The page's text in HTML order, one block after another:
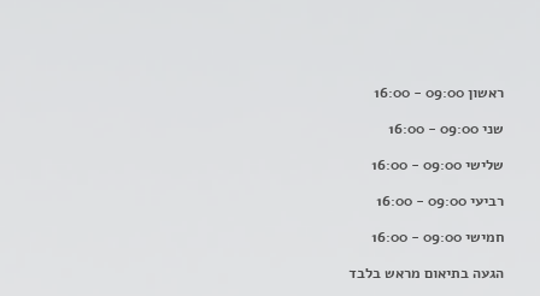
ראשון 09:00 - 16:00
שני 09:00 - 16:00
שלישי 09:00 - 16:00
רביעי 09:00 - 16:00
חמישי 09:00 - 16:00
הגעה בתיאום מראש בלבד